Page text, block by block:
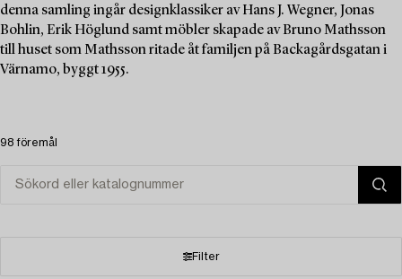
denna samling ingår designklassiker av Hans J. Wegner, Jonas
Bohlin, Erik Höglund samt möbler skapade av Bruno Mathsson
till huset som Mathsson ritade åt familjen på Backagårdsgatan i
Värnamo, byggt 1955.
98 föremål
Filter